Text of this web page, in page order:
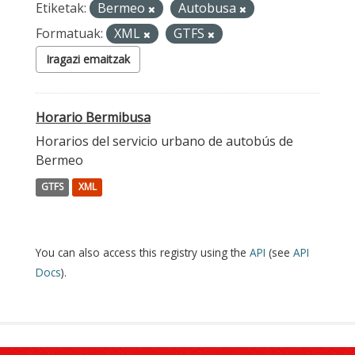
Etiketak: Bermeo
Autobusa
Formatuak:
XML GTFS
Iragazi emaitzak
Horario Bermibusa
Horarios del servicio urbano de autobús de
Bermeo
GTFS XML
You can also access this registry using the API (see API
Docs).